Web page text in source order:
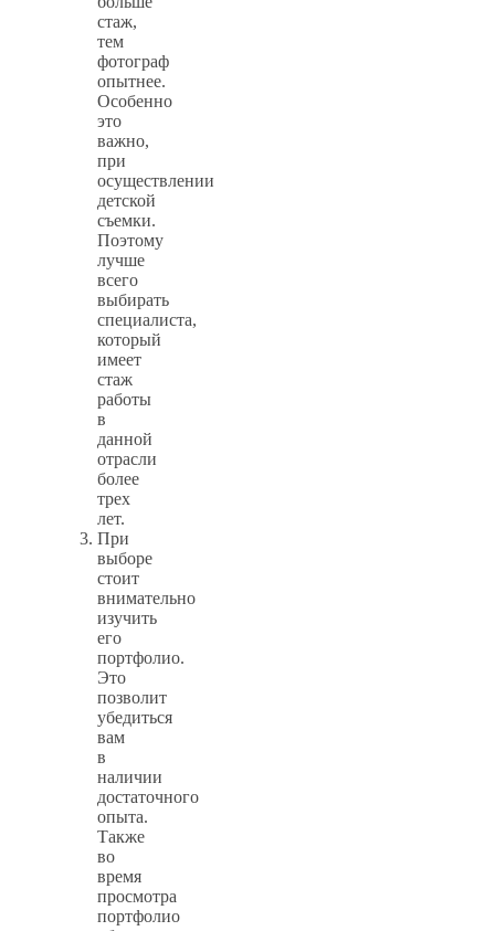
стаж,
тем
фотограф
опытнее.
Особенно
это
важно,
при
осуществлении
детской
съемки.
Поэтому
лучше
всего
выбирать
специалиста,
который
имеет
стаж
работы
в
данной
отрасли
более
трех
лет.
При
выборе
стоит
внимательно
изучить
его
портфолио.
Это
позволит
убедиться
вам
в
наличии
достаточного
опыта.
Также
во
время
просмотра
портфолио